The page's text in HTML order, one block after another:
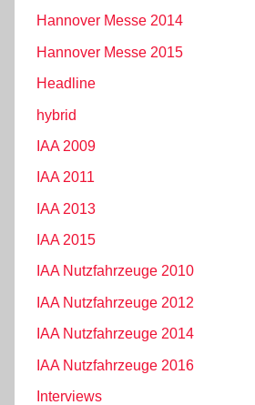
Hannover Messe 2014
Hannover Messe 2015
Headline
hybrid
IAA 2009
IAA 2011
IAA 2013
IAA 2015
IAA Nutzfahrzeuge 2010
IAA Nutzfahrzeuge 2012
IAA Nutzfahrzeuge 2014
IAA Nutzfahrzeuge 2016
Interviews